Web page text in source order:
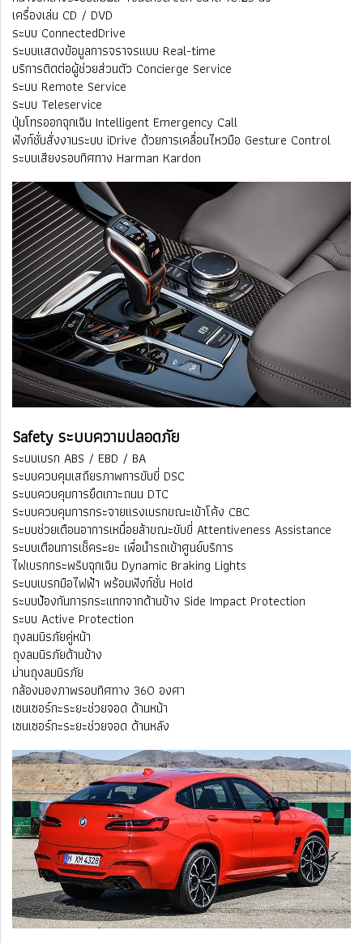
เครื่องเล่น CD / DVD
ระบบ ConnectedDrive
ระบบแสดงข้อมูลการจราจรแบบ Real-time
บริการติดต่อผู้ช่วยส่วนตัว Concierge Service
ระบบ Remote Service
ระบบ Teleservice
ปุ่มโทรออกฉุกเฉิน Intelligent Emergency Call
ฟังก์ชั่นสั่งงานระบบ iDrive ด้วยการเคลื่อนไหวมือ Gesture Control
ระบบเสียงรอบทิศทาง Harman Kardon
Safety ระบบความปลอดภัย
ระบบเบรก ABS / EBD / BA
ระบบควบคุมเสถียรภาพการขับขี่ DSC
ระบบควบคุมการยึดเกาะถนน DTC
ระบบควบคุมการกระจายแรงเบรกขณะเข้าโค้ง CBC
ระบบช่วยเตือนอาการเหนื่อยล้าขณะขับขี่ Attentiveness Assistance
ระบบเตือนการเช็คระยะ เพื่อนำรถเข้าศูนย์บริการ
ไฟเบรกกระพริบฉุกเฉิน Dynamic Braking Lights
ระบบเบรกมือไฟฟ้า พร้อมฟังก์ชั่น Hold
ระบบป้องกันการกระแทกจากด้านข้าง Side Impact Protection
ระบบ Active Protection
ถุงลมนิรภัยคู่หน้า
ถุงลมนิรภัยด้านข้าง
ม่านถุงลมนิรภัย
กล้องมองภาพรอบทิศทาง 360 องศา
เซนเซอร์กะระยะช่วยจอด ด้านหน้า
เซนเซอร์กะระยะช่วยจอด ด้านหลัง